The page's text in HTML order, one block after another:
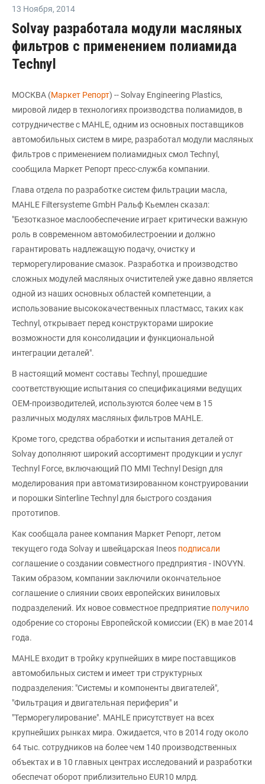
13 Ноября, 2014
Solvay разработала модули масляных
фильтров с применением полиамида
Technyl
МОСКВА (Маркет Репорт) -- Solvay Engineering Plastics,
мировой лидер в технологиях производства полиамидов, в
сотрудничестве с MAHLE, одним из основных поставщиков
автомобильных систем в мире, разработал модули масляных
фильтров с применением полиамидных смол Technyl,
сообщила Маркет Репорт пресс-служба компании.
Глава отдела по разработке систем фильтрации масла,
MAHLE Filtersysteme GmbH Ральф Кьемлен сказал:
"Безотказное маслообеспечение играет критически важную
роль в современном автомобилестроении и должно
гарантировать надлежащую подачу, очистку и
терморегулирование смазок. Разработка и производство
сложных модулей масляных очистителей уже давно является
одной из наших основных областей компетенции, а
использование высококачественных пластмасс, таких как
Technyl, открывает перед конструкторами широкие
возможности для консолидации и функциональной
интеграции деталей".
В настоящий момент составы Technyl, прошедшие
соответствующие испытания со спецификациями ведущих
OEM-производителей, используются более чем в 15
различных модулях масляных фильтров MAHLE.
Кроме того, средства обработки и испытания деталей от
Solvay дополняют широкий ассортимент продукции и услуг
Technyl Force, включающий ПО MMI Technyl Design для
моделирования при автоматизированном конструировании
и порошки Sinterline Technyl для быстрого создания
прототипов.
Как сообщала ранее компания Маркет Репорт, летом
текущего года Solvay и швейцарская Ineos подписали
соглашение о создании совместного предприятия - INOVYN.
Таким образом, компании заключили окончательное
соглашение о слиянии своих европейских виниловых
подразделений. Их новое совместное предприятие получило
одобрение со стороны Европейской комиссии (ЕК) в мае 2014
года.
MAHLE входит в тройку крупнейших в мире поставщиков
автомобильных систем и имеет три структурных
подразделения: "Системы и компоненты двигателей",
"Фильтрация и двигательная периферия" и
"Терморегулирование". MAHLE присутствует на всех
крупнейших рынках мира. Ожидается, что в 2014 году около
64 тыс. сотрудников на более чем 140 производственных
объектах и в 10 главных центрах исследований и разработки
обеспечат оборот приблизительно EUR10 млрд.